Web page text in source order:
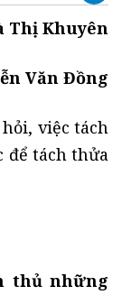
Thị Khuyên
Văn Đồng
việc tách
để tách thửa
thủ những